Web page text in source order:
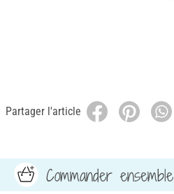
Partager l'article
Commander ensemble